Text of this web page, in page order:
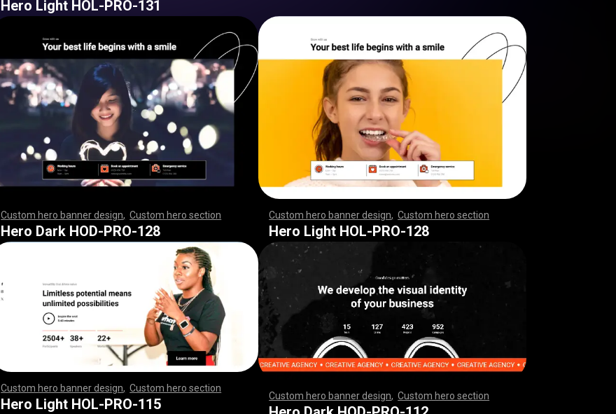
Hero Light HOL-PRO-131
Custom hero banner design ,Custom hero section
,,,,,,,,,,,,,,,,,,,,,,,,,,,,,, ,,,,,,,,,,,,,,,,,,,,,,,
,,,,,,,,,,,,,,,,,,,,,,,,,,,,,, ,,,,,,,,,,,,,,,,,,,,,,,
Hero Dark HOD-PRO-128
Custom hero banner design ,Custom hero section
,,,,,,,,,,,,,,,,,,,,,,,,,,,,,, ,,,,,,,,,,,,,,,,,,,,,,,
,,,,,,,,,,,,,,,,,,,,,,,,,,,,,, ,,,,,,,,,,,,,,,,,,,,,,,
Hero Light HOL-PRO-128
Custom hero banner design ,Custom hero section
,,,,,,,,,,,,,,,,,,,,,,,,,,,,,, ,,,,,,,,,,,,,,,,,,,,,,,
,,,,,,,,,,,,,,,,,,,,,,,,,,,,,, ,,,,,,,,,,,,,,,,,,,,,,,
Hero Light HOL-PRO-115 Custom hero banner design ,Custom hero section
,,,,,,,,,,,,,,,,,,,,,,,,,,,,,, ,,,,,,,,,,,,,,,,,,,,,,,
,,,,,,,,,,,,,,,,,,,,,,,,,,,,,, ,,,,,,,,,,,,,,,,,,,,,,,